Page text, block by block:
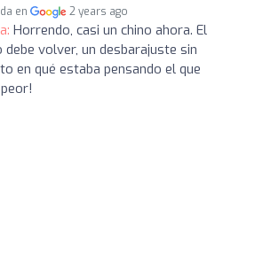
en 2 years ago
Horrendo, casi un chino ahora. El
volver, un desbarajuste sin
en qué estaba pensando el que